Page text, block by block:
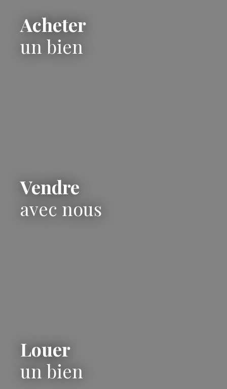
implanté sur une parcelle de 577 m². Le bien est
proposé au prix de 177 990 euros frais d’agence inclus,
dont 9 990 euros TTC d’honoraires à la charge de
l’acquéreur. Contactez-nous dès maintenant pour
Acheter
un bien
Vendre
avec nous
Louer
un bien